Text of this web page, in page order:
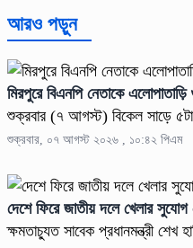
আরও পড়ুন
মিরপুরে বিএনপি নেতাকে এলোপাতাড়ি
শুক্রবার (৭ আগস্ট) বিকেল সাড়ে
শুক্রবার, ০৭ আগস্ট ২০২৬ , ১০:৪২ পিএম
দেশে ফিরে জাতীয় দলে খেলার সুযোগ
ক্ষমতাচ্যুত সাবেক প্রধানমন্ত্রী শেখ